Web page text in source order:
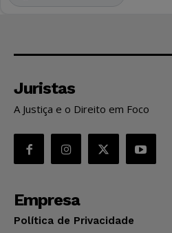
Juristas
A Justiça e o Direito em Foco
Empresa
Política de Privacidade